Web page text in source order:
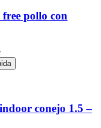
pollo con
conejo 1.5 –